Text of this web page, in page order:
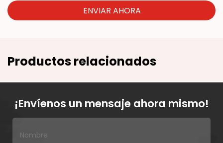
ENVIAR AHORA
Productos relacionados
¡Envíenos un mensaje ahora mismo!